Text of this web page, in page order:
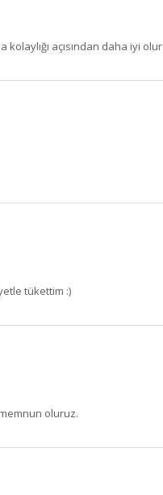
açısından daha iyi olur
tükettim :)
oluruz.
×